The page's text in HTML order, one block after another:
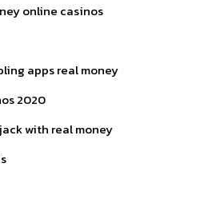
online casinos
apps real money
2020
with real money